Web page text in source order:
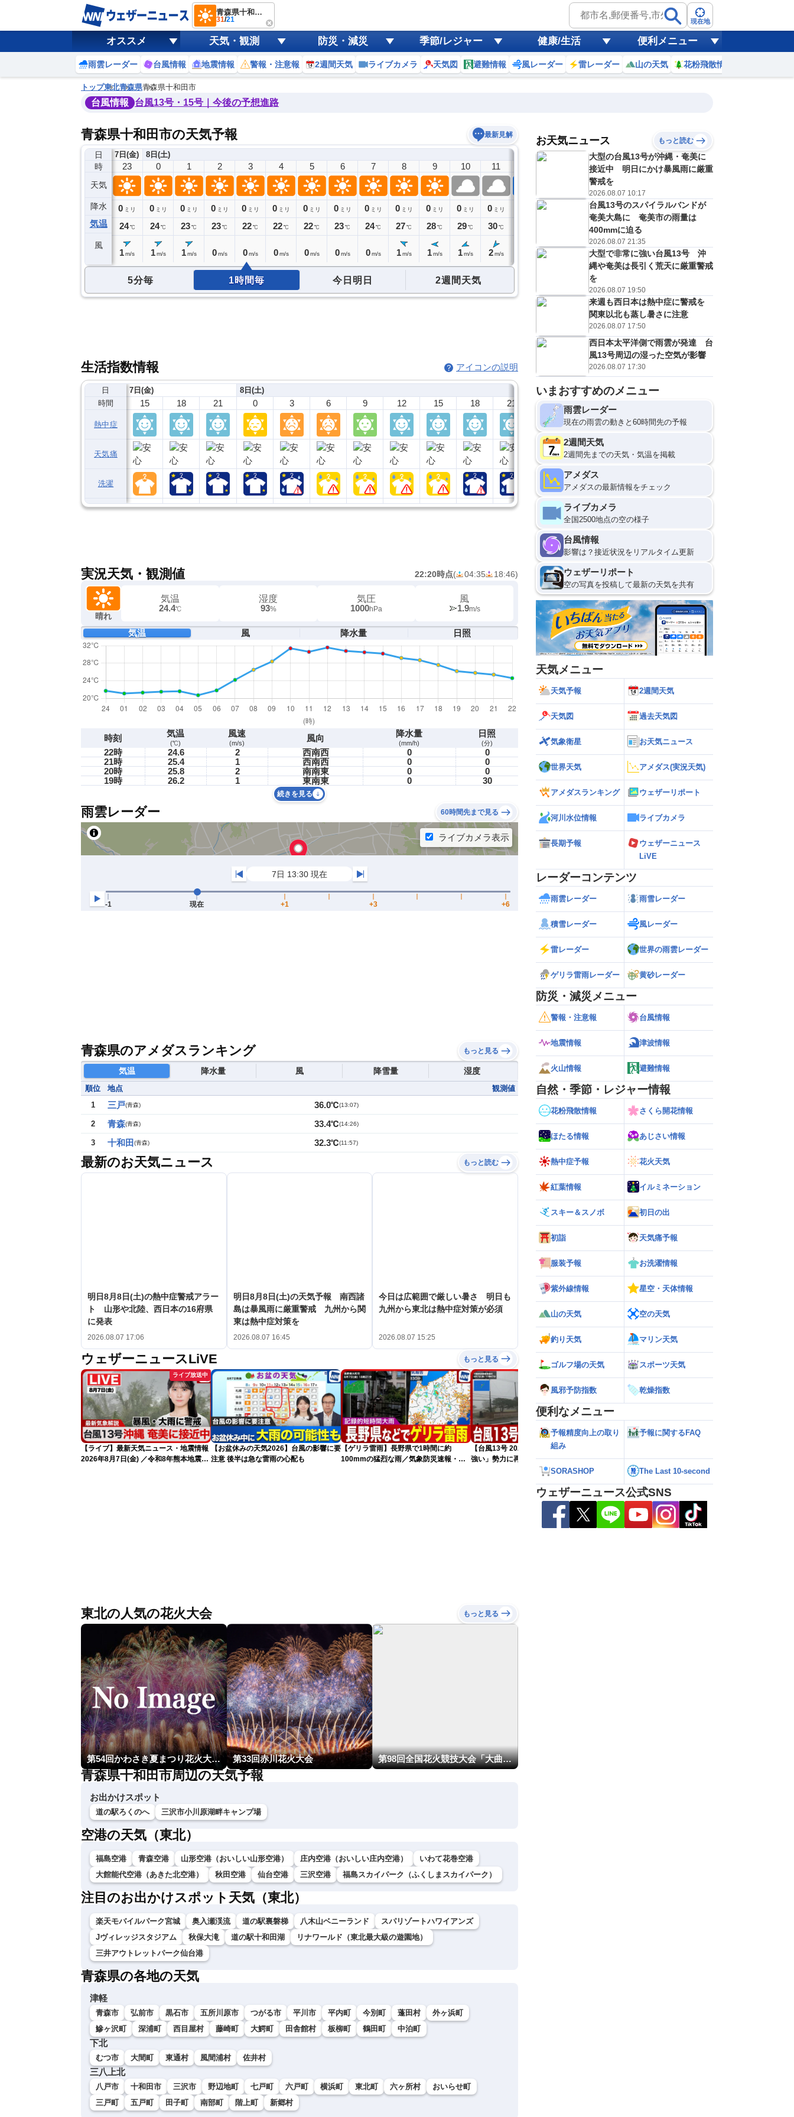
青森県十和田市
31/21 現在地
オススメ 天気・観測 防災・減災 季節/レジャー 健康/生活 便利メニュー
雨雲レーダー 台風情報 地震情報 警報・注意報 2週間天気 ライブカメラ 天気図 避難情報 風レーダー 雷レーダー 山の天気 花粉飛散情報
トップ東北青森県青森県十和田市
台風情報 台風13号・15号｜今後の予想進路
青森県十和田市の天気予報 最新見解
日
時
天気
降水
気温
風
7日(金)
22
0ミリ
25℃
23
0 ミリ
24 ℃
1m/s
8日(土)
0
0 ミリ
24℃
1 m/s
1
0 ミリ
23℃
1 m/s
2
0 ミリ
23℃
0 m/s
3
0 ミリ
22℃
0 m/s
4
0 ミリ
22℃
0 m/s
5
0 ミリ
22℃
0 m/s
6
0 ミリ
23℃
0 m/s
7
0 ミリ
24℃
0 m/s
8
0 ミリ
27℃
1 m/s
9
0 ミリ
28℃
1 m/s
10
0 ミリ
29℃
1 m/s
11
0 ミリ
30℃
2 m/s
14
ミリ
℃
m/s
15
1 ミリ
29 ℃
2 m/s
16
1 ミリ
2m/s
17
1 ミリ
1m/s
18
1
2
5分毎 1時間毎 今日明日 2週間天気
生活指数情報 アイコンの説明
日
時間
熱中症
天気痛
洗濯
7日(金)
15 18 21
8日(土)
0 3 6 9 12 15 18 21
9日(日)
0
実況天気・観測値 22:20時点( 04:35 18:46)
晴れ
気温
24.4℃
湿度
93%
気圧
1000hPa
風
1.9m/s
気温 風 降水量 日照
時刻 気温
(℃)
風速
(m/s) 風向 降水量
(mm/h)
日照
(分)
22時 24.6 2 西南西 0
0
21時
25.4 1 西南西 0
0
20時
25.8 2 南南東 0
0
19時
26.2 1 東南東 0 30
続きを見る
雨雲レーダー 60時間先まで見る
青森県のアメダスランキング もっと見る
気温 降水量 風 降雪量 湿度
順位 地点
観測値
1
三戸(青森) 36.0℃(13:07)
2 青森(青森) 33.4℃(14:26)
3 十和田 (青森) 32.3℃(11:57)
最新のお天気ニュース もっと読む
明日8月8日(土)の熱中症警戒アラー
ト 山形や北陸、西日本の16府県
に発表
2026.08.07 17:06
明日8月8日(土)の天気予報 南西諸
島は暴風雨に厳重警戒 九州から関
東は熱中症対策を
2026.08.07 16:45
今日は広範囲で厳しい暑さ 明日も
九州から東北は熱中症対策が必須
2026.08.07 15:25
ウェザーニュースLiVE もっと見る
ライブ放送中
【ライブ】最新天気ニュース・地震情報
2026年8月7日(金) ／令和8年熊本地震情
【お盆休みの天気2026】台風の影響に要
注意 後半は急な雷雨の心配も
【ゲリラ雷雨】長野県で1時間に約
100mmの猛烈な雨／気象防災速報・記
【台風13号 2026】沖縄付近で「非常に
強い」勢力に再発達 荒天に厳重警戒を
（7日18時最新情報）
本に接近する可能性／ウェザーニュース
気象予報士解説（7日16時更新）
東北の人気の花火大会 もっと見る
第54回かわさき夏まつり花火大会「おらが自慢のでっかい花火」 第33回赤川花火大会 第98回全国花火競技大会「大曲の花火」
青森県十和田市周辺の天気予報
お出かけスポット
道の駅ろくのへ 三沢市小川原湖畔キャンプ場
空港の天気（東北）
福島空港 青森空港 山形空港（おいしい山形空港） 庄内空港（おいしい庄内空港）
いわて花巻空港
大館能代空港（あきた北空港）
秋田空港 仙台空港 三沢空港 福島スカイパーク（ふくしまスカイパーク）
注目のお出かけスポット天気（東北）
楽天モバイルパーク宮城 奥入瀬渓流 道の駅裏磐梯 八木山ベニーランド
スパリゾートハワイアンズ
Jヴィレッジスタジアム
秋保大滝 道の駅十和田湖
リナワールド（東北最大級の遊園地）
三井アウトレットパーク仙台港
青森県の各地の天気
津軽
青森市 弘前市 黒石市 五所川原市 つがる市 平川市 平内町 今別町 蓬田村
外ヶ浜町
鰺ヶ沢町
深浦町 西目屋村 藤崎町 大鰐町 田舎館村 板柳町 鶴田町 中泊町
下北
むつ市 大間町 東通村 風間浦村 佐井村
三八上北
八戸市 十和田市 三沢市 野辺地町 七戸町 六戸町 横浜町 東北町 六ヶ所村
おいらせ町
三戸町
五戸町 田子町 南部町 階上町 新郷村
お天気ニュース もっと読む
大型の台風13号が沖縄・奄美に
接近中 明日にかけ暴風雨に厳重
警戒を
2026.08.07 10:17
台風13号のスパイラルバンドが
奄美大島に 奄美市の雨量は
400mmに迫る
2026.08.07 21:35
大型で非常に強い台風13号 沖
縄や奄美は長引く荒天に厳重警戒
を
2026.08.07 19:50
来週も西日本は熱中症に警戒を
関東以北も蒸し暑さに注意
2026.08.07 17:50
西日本太平洋側で雨雲が発達 台
風13号周辺の湿った空気が影響
2026.08.07 17:30
いまおすすめのメニュー
雨雲レーダー
現在の雨雲の動きと60時間先の予報
2週間天気
2週間先までの天気・気温を掲載
アメダス
アメダスの最新情報をチェック
ライブカメラ
全国2500地点の空の様子
台風情報
影響は？接近状況をリアルタイム更新
ウェザーリポート
空の写真を投稿して最新の天気を共有
天気メニュー
天気予報 2週間天気
天気図 過去天気図
気象衛星 お天気ニュース
世界天気 アメダス(実況天気)
アメダスランキング ウェザーリポート
河川水位情報 ライブカメラ
長期予報
ウェザーニュース
LiVE
レーダーコンテンツ
雨雲レーダー 雨雪レーダー
積雪レーダー 風レーダー
雷レーダー 世界の雨雲レーダー
ゲリラ雷雨レーダー 黄砂レーダー
防災・減災メニュー
警報・注意報 台風情報
地震情報 津波情報
火山情報 避難情報
自然・季節・レジャー情報
花粉飛散情報 さくら開花情報
ほたる情報 あじさい情報
熱中症予報 花火天気
紅葉情報 イルミネーション
スキー＆スノボ 初日の出
初詣 天気痛予報
服装予報 お洗濯情報
紫外線情報 星空・天体情報
山の天気 空の天気
釣り天気 マリン天気
ゴルフ場の天気 スポーツ天気
風邪予防指数 乾燥指数
便利なメニュー
予報精度向上の取り
組み
予報に関するFAQ
SORASHOP The Last 10-second
ウェザーニュース公式SNS